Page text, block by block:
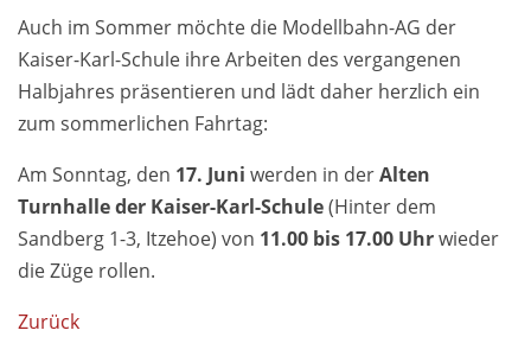
Auch im Sommer möchte die Modellbahn-AG der
Kaiser-Karl-Schule ihre Arbeiten des vergangenen
Halbjahres präsentieren und lädt daher herzlich ein
zum sommerlichen Fahrtag:
Am Sonntag, den 17. Juni werden in derAlten
Turnhalle der Kaiser-Karl-Schule(Hinter dem
Sandberg 1-3, Itzehoe) von 11.00 bis 17.00 Uhrwieder
die Züge rollen.
Zurück